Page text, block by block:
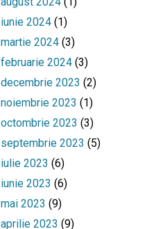
iunie 2024 (1)
martie 2024 (3)
februarie 2024 (3)
decembrie 2023 (2)
noiembrie 2023 (1)
octombrie 2023 (3)
septembrie 2023 (5)
iulie 2023 (6)
iunie 2023 (6)
mai 2023 (9)
aprilie 2023 (9)